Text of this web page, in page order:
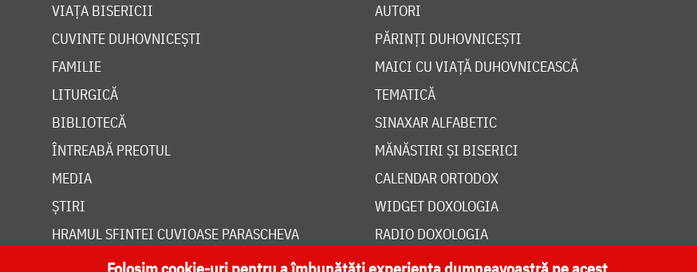
VIAȚA BISERICII
CUVINTE DUHOVNICEȘTI
FAMILIE
LITURGICĂ
BIBLIOTECĂ
ÎNTREABĂ PREOTUL
MEDIA
ȘTIRI
HRAMUL SFINTEI CUVIOASE PARASCHEVA
AUTORI
PĂRINȚI DUHOVNICEȘTI
MAICI CU VIAȚĂ DUHOVNICEASCĂ
TEMATICĂ
SINAXAR ALFABETIC
MĂNĂSTIRI ȘI BISERICI
CALENDAR ORTODOX
WIDGET DOXOLOGIA
RADIO DOXOLOGIA